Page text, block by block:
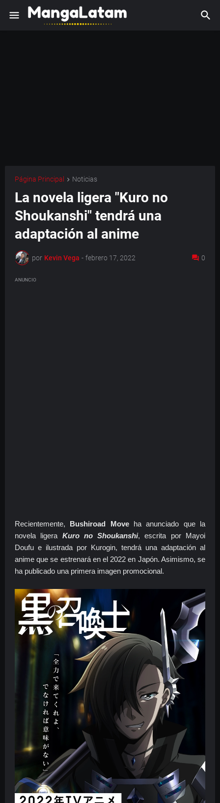
Página Principal Noticias
La novela ligera "Kuro no
Shoukanshi" tendrá una
adaptación al anime
por Kevin Vega - febrero 17, 2022 0
ANUNCIO
Recientemente, Bushiroad Moveha anunciado que la
novela ligera Kuro no Shoukanshi, escrita por Mayoi
Doufu e ilustrada por Kurogin, tendrá una adaptación al
anime que se estrenará en el 2022 en Japón. Asimismo, se
ha publicado una primera imagen promocional.